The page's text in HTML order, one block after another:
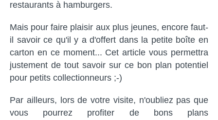
restaurants à hamburgers.
Mais pour faire plaisir aux plus jeunes, encore faut-
il savoir ce qu'il y a d'offert dans la petite boîte en
carton en ce moment... Cet article vous permettra
justement de tout savoir sur ce bon plan potentiel
pour petits collectionneurs ;-)
Par ailleurs, lors de votre visite, n'oubliez pas que
vous pourrez profiter de bons plans